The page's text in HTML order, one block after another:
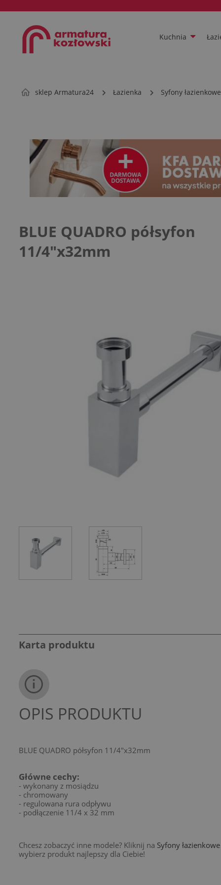
Kuchnia
sklep Armatura24 Łazienka Syfony
BLUE QUADRO półsyfon
11/4"x32mm
Karta produktu
OPIS PRODUKTU
BLUE QUADRO półsyfon 11/4"x32mm
Główne cechy:
- wykonany z mosiądzu
- chromowany
- regulowana rura odpływu
- podłączenie 11/4 x 32 mm
Chcesz zobaczyć inne modele? Kliknij na Syfony
wybierz produkt najlepszy dla Ciebie!